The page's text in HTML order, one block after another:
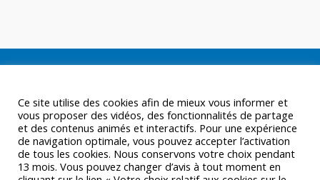
Ce site utilise des cookies afin de mieux vous informer et
vous proposer des vidéos, des fonctionnalités de partage
et des contenus animés et interactifs. Pour une expérience
de navigation optimale, vous pouvez accepter l’activation
de tous les cookies. Nous conservons votre choix pendant
13 mois. Vous pouvez changer d’avis à tout moment en